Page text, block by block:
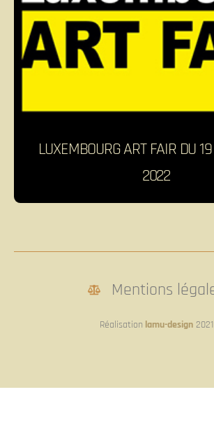
LUXEMBOURG ART FAIR DU
2022
Mentions
Réalisation lamu-design 2021